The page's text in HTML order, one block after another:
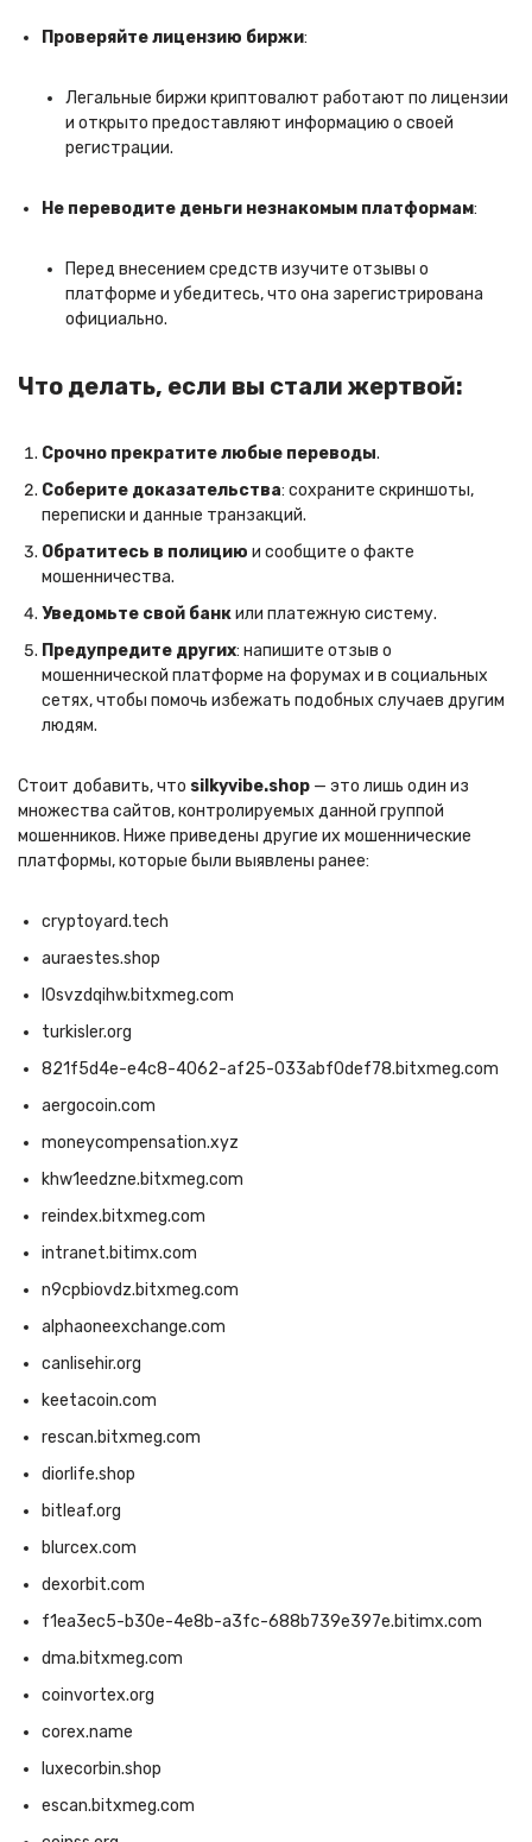
Проверяйте лицензию биржи:
Легальные биржи криптовалют работают по лицензии
и открыто предоставляют информацию о своей
регистрации.
Не переводите деньги незнакомым платформам:
Перед внесением средств изучите отзывы о
платформе и убедитесь, что она зарегистрирована
официально.
Что делать, если вы стали жертвой:
Срочно прекратите любые переводы.
Соберите доказательства: сохраните скриншоты,
переписки и данные транзакций.
Обратитесь в полицию и сообщите о факте
мошенничества.
Уведомьте свой банкили платежную систему.
Предупредите других: напишите отзыв о
мошеннической платформе на форумах и в социальных
сетях, чтобы помочь избежать подобных случаев другим
людям.
Стоит добавить, что silkyvibe.shop — это лишь один из
множества сайтов, контролируемых данной группой
мошенников. Ниже приведены другие их мошеннические
платформы, которые были выявлены ранее:
cryptoyard.tech
auraestes.shop
l0svzdqihw.bitxmeg.com
turkisler.org
821f5d4e-e4c8-4062-af25-033abf0def78.bitxmeg.com
aergocoin.com
moneycompensation.xyz
khw1eedzne.bitxmeg.com
reindex.bitxmeg.com
intranet.bitimx.com
n9cpbiovdz.bitxmeg.com
alphaoneexchange.com
canlisehir.org
keetacoin.com
rescan.bitxmeg.com
diorlife.shop
bitleaf.org
blurcex.com
dexorbit.com
f1ea3ec5-b30e-4e8b-a3fc-688b739e397e.bitimx.com
dma.bitxmeg.com
coinvortex.org
corex.name
luxecorbin.shop
escan.bitxmeg.com